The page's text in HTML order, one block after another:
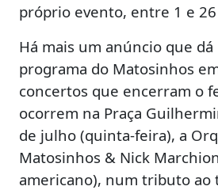
próprio evento, entre 1 e
Há mais um anúncio que
programa do Matosinhos
concertos que encerram o
ocorrem na Praça
de julho (quinta-feira), a
Matosinhos & Nick
americano), num tributo ao